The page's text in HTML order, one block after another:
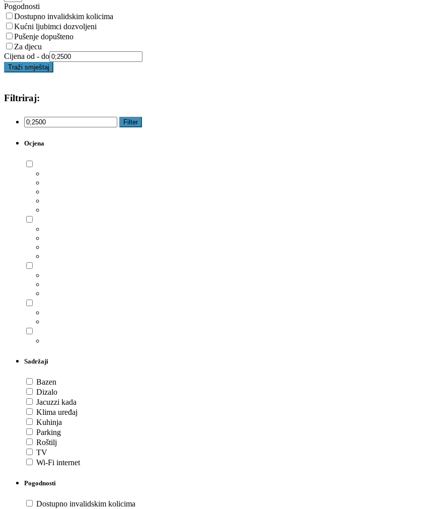
Pogodnosti
Dostupno invalidskim kolicima
Kućni ljubimci dozvoljeni
Pušenje dopušteno
Za djecu
Cijena od - do
Traži smještaj
Filtriraj:
Filter
Ocjena
Sadržaji
Bazen
Dizalo
Jacuzzi kada
Klima uređaj
Kuhinja
Parking
Roštilj
TV
Wi-Fi internet
Pogodnosti
Dostupno invalidskim kolicima